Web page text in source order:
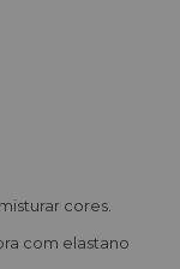
cores.
com elastano